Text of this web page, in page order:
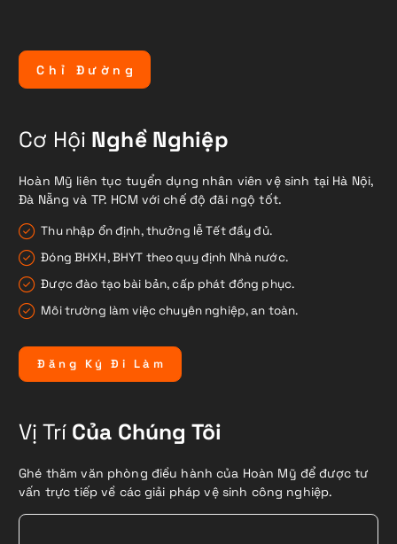
C h ỉ Đ ư ờ n g
Cơ Hội Nghề Nghiệp
Hoàn Mỹ liên tục tuyển dụng nhân viên vệ sinh tại Hà Nội,
Đà Nẵng và TP. HCM với chế độ đãi ngộ tốt.
Thu nhập ổn định, thưởng lễ Tết đầy đủ.
Đóng BHXH, BHYT theo quy định Nhà nước.
Được đào tạo bài bản, cấp phát đồng phục.
Môi trường làm việc chuyên nghiệp, an toàn.
Đ ă n g Ký Đ i L à m
Vị TríCủa Chúng Tôi
Ghé thăm văn phòng điều hành của Hoàn Mỹ để được tư
vấn trực tiếp về các giải pháp vệ sinh công nghiệp.